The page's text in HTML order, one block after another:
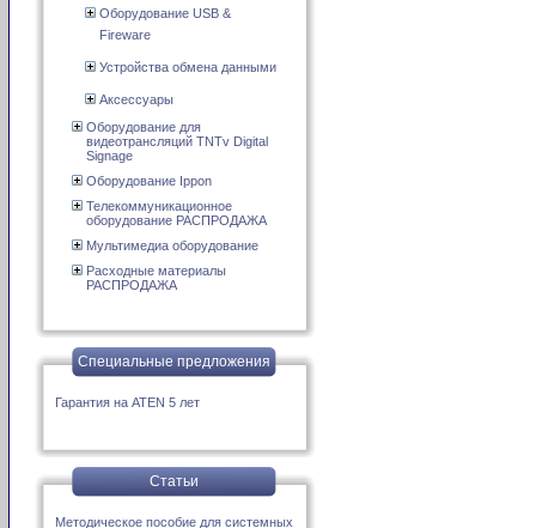
Оборудование USB &
Fireware
Устройства обмена данными
Аксессуары
Оборудование для
видеотрансляций TNTv Digital
Signage
Оборудование Ippon
Телекоммуникационное
оборудование РАСПРОДАЖА
Мультимедиа оборудование
Расходные материалы
РАСПРОДАЖА
Специальные предложения
Гарантия на ATEN 5 лет
Статьи
Методическое пособие для системных